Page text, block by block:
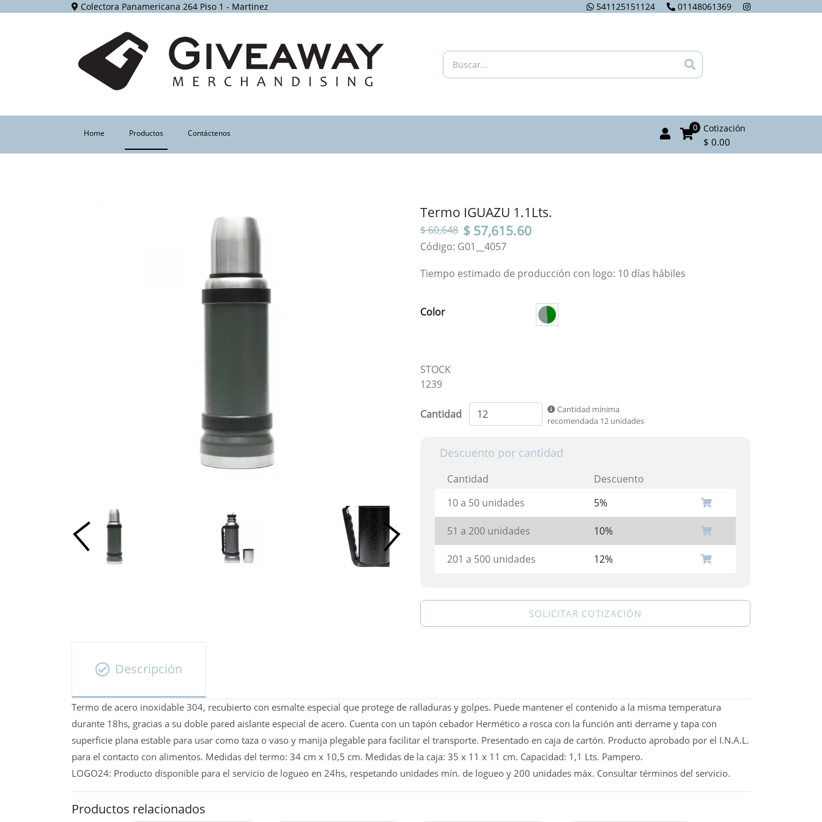
Colectora Panamericana 264 Piso 1 - Martinez 541125151124 01148061369
Home (current)Productos Contáctenos
0 Cotización
$ 0.00
Termo IGUAZU 1.1Lts.
$ 60,648 $ 57,615.60
Código: G01__4057
Tiempo estimado de producción con logo: 10 días hábiles
Color
STOCK
1239
Cantidad
Cantidad mínima
recomendada 12 unidades
Descuento por cantidad
Cantidad
Descuento
10 a 50 unidades
5%
51 a 200 unidades 10%
201 a 500 unidades 12%
SOLICITAR COTIZACIÓN
Descripción
Termo de acero inoxidable 304, recubierto con esmalte especial que protege de ralladuras y golpes. Puede mantener el contenido a la misma temperatura
durante 18hs, gracias a su doble pared aislante especial de acero. Cuenta con un tapón cebador Hermético a rosca con la función anti derrame y tapa con
superficie plana estable para usar como taza o vaso y manija plegable para facilitar el transporte. Presentado en caja de cartón. Producto aprobado por el I.N.A.L.
para el contacto con alimentos. Medidas del termo: 34 cm x 10,5 cm. Medidas de la caja: 35 x 11 x 11 cm. Capacidad: 1,1 Lts. Pampero.
LOGO24: Producto disponible para el servicio de logueo en 24hs, respetando unidades mín. de logueo y 200 unidades máx. Consultar términos del servicio.
Productos relacionados